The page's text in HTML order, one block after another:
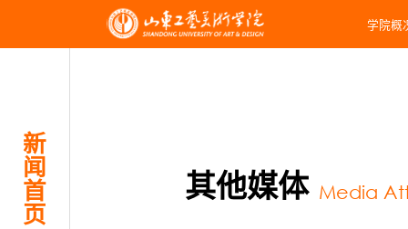
学院概
新
闻
首
页
其他媒体 Media